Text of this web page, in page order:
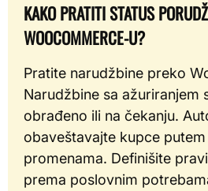
KAKO PRATITI STATUS
WOOCOMMERCE-U?
Pratite narudžbine preko
Narudžbine sa ažuriranjem
obrađeno ili na čekanju.
obaveštavajte kupce
promenama. Definišite
prema poslovnim